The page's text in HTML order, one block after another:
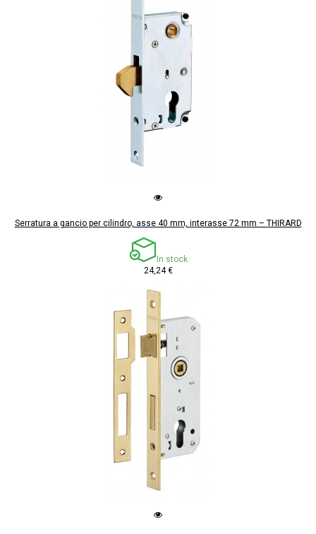
Serratura a gancio per cilindro, asse 40 mm, interasse 72 mm – THIRARD
In stock
24,24 €